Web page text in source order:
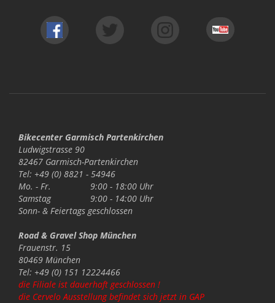
Bikecenter Garmisch Partenkirchen
Ludwigstrasse 90
82467 Garmisch-Partenkirchen
Tel: +49 (0) 8821 - 54946
Mo. - Fr.
9:00 - 18:00 Uhr
Samstag
9:00 - 14:00 Uhr
Sonn- & Feiertags geschlossen
Road & Gravel Shop München
Frauenstr. 15
80469 München
Tel: +49 (0) 151 12224466
die Filiale ist dauerhaft geschlossen !
die Cervelo Ausstellung befindet sich jetzt in GAP